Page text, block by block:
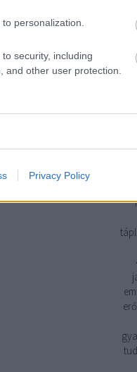
personalization.
security, including
and other user protection.
Privacy Policy